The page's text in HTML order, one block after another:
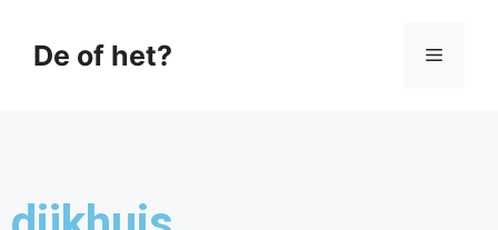
De of het?